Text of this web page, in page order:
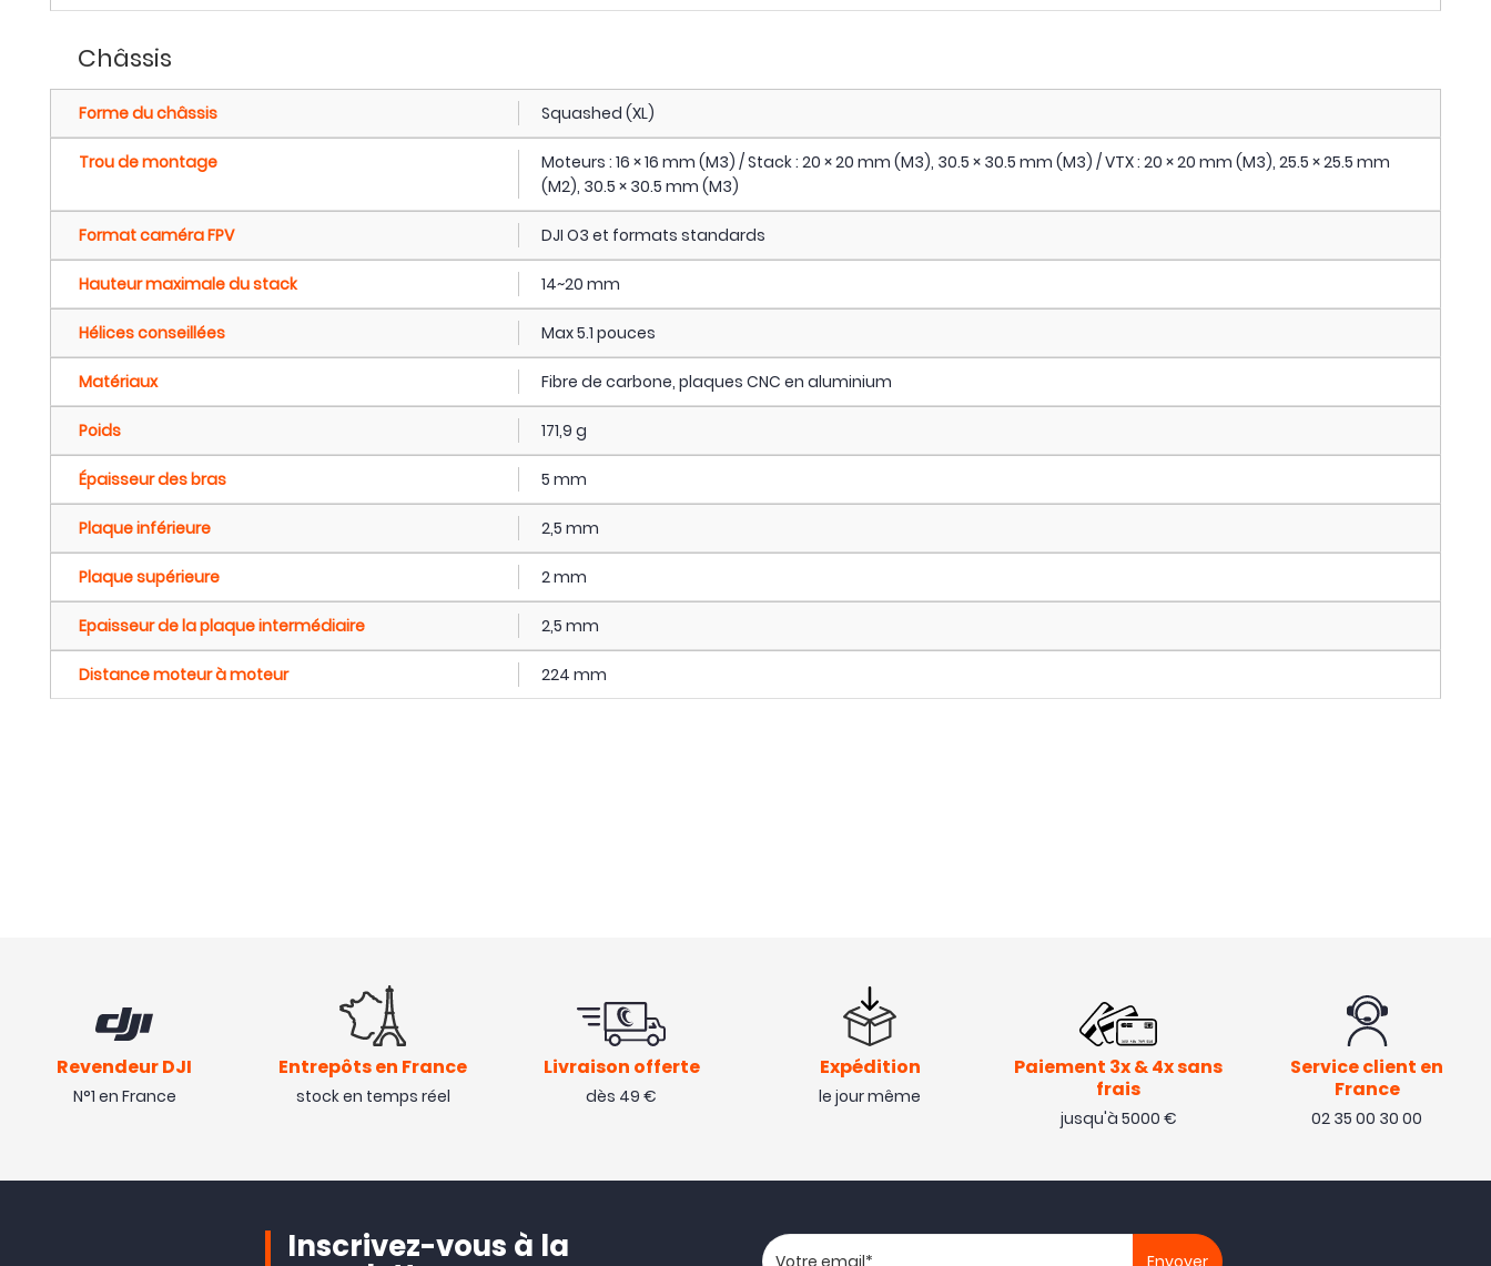
Châssis
Forme du châssis Squashed (XL)
Trou de montage
Moteurs : 16 × 16 mm (M3) / Stack : 20 × 20 mm (M3), 30.5 × 30.5 mm (M3) / VTX : 20 × 20 mm (M3), 25.5 × 25.5 mm
(M2), 30.5 × 30.5 mm (M3)
Format caméra FPV DJI O3 et formats standards
Hauteur maximale du stack 14~20 mm
Hélices conseillées Max 5.1 pouces
Matériaux Fibre de carbone, plaques CNC en aluminium
Poids 171,9 g
Épaisseur des bras 5 mm
Plaque inférieure 2,5 mm
Plaque supérieure 2 mm
Epaisseur de la plaque intermédiaire 2,5 mm
Distance moteur à moteur 224 mm
Revendeur DJI
N°1 en France
Entrepôts en France
stock en temps réel
Livraison offerte
dès 49 €
Expédition
le jour même
Paiement 3x & 4x sans
frais
jusqu'à 5000 €
Service client en
France
02 35 00 30 00
Inscrivez-vous à la Votre adresse email